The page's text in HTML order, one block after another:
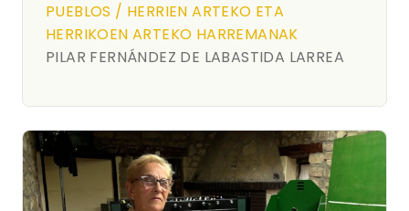
PUEBLOS / HERRIEN ARTEKO ETA
HERRIKOEN ARTEKO HARREMANAK
PILAR FERNÁNDEZ DE LABASTIDA LARREA